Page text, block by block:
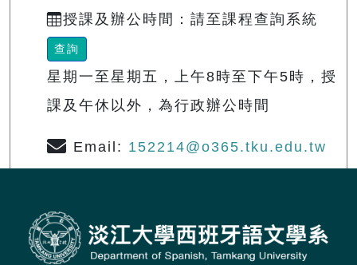
授課及辦公時間：請至課程查詢系統
查詢
星期一至星期五，上午8時至下午5時，授
課及午休以外，為行政辦公時間
Email: 152214@o365.tku.edu.tw